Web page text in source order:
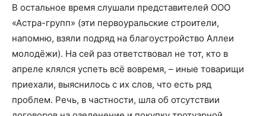
В остальное время слушали представителей ООО
«Астра-групп» (эти первоуральские строители,
напомню, взяли подряд на благоустройство Аллеи
молодёжи). На сей раз ответствовал не тот, кто в
апреле клялся успеть всё вовремя, – иные товарищи
приехали, выяснилось с их слов, что есть ряд
проблем. Речь, в частности, шла об отсутствии